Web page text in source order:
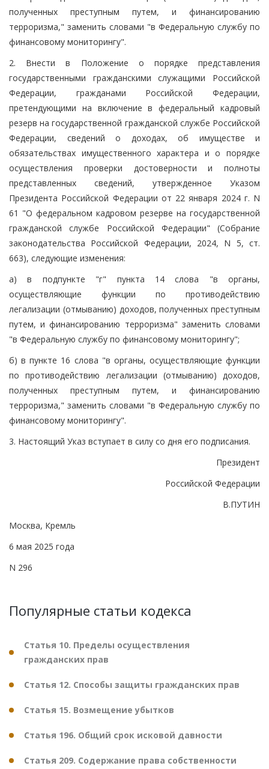
полученных преступным путем, и финансированию
терроризма," заменить словами "в Федеральную службу по
финансовому мониторингу".
2. Внести в Положение о порядке представления
государственными гражданскими служащими Российской
Федерации, гражданами Российской Федерации,
претендующими на включение в федеральный кадровый
резерв на государственной гражданской службе Российской
Федерации, сведений о доходах, об имуществе и
обязательствах имущественного характера и о порядке
осуществления проверки достоверности и полноты
представленных сведений, утвержденное Указом
Президента Российской Федерации от 22 января 2024 г. N
61 "О федеральном кадровом резерве на государственной
гражданской службе Российской Федерации" (Собрание
законодательства Российской Федерации, 2024, N 5, ст.
663), следующие изменения:
а) в подпункте "г" пункта 14 слова "в органы,
осуществляющие функции по противодействию
легализации (отмыванию) доходов, полученных преступным
путем, и финансированию терроризма" заменить словами
"в Федеральную службу по финансовому мониторингу";
б) в пункте 16 слова "в органы, осуществляющие функции
по противодействию легализации (отмыванию) доходов,
полученных преступным путем, и финансированию
терроризма," заменить словами "в Федеральную службу по
финансовому мониторингу".
3. Настоящий Указ вступает в силу со дня его подписания.
Президент
Российской Федерации
В.ПУТИН
Москва, Кремль
6 мая 2025 года
N 296
Популярные статьи кодекса
Статья 10. Пределы осуществления
гражданских прав
Статья 12. Способы защиты гражданских прав
Статья 15. Возмещение убытков
Статья 196. Общий срок исковой давности
Статья 209. Содержание права собственности